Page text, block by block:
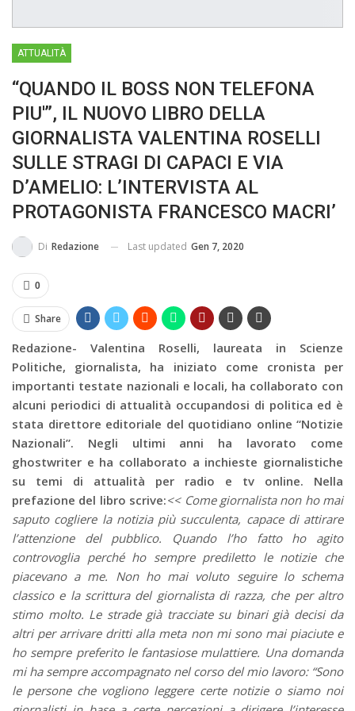
ATTUALITÀ
“QUANDO IL BOSS NON TELEFONA
PIU'”, IL NUOVO LIBRO DELLA
GIORNALISTA VALENTINA ROSELLI
SULLE STRAGI DI CAPACI E VIA
D’AMELIO: L’INTERVISTA AL
PROTAGONISTA FRANCESCO MACRI’
Di Redazione Last updated Gen 7, 2020
0
Share
Redazione- Valentina Roselli, laureata in Scienze
Politiche, giornalista, ha iniziato come cronista per
importanti testate nazionali e locali, ha collaborato con
alcuni periodici di attualità occupandosi di politica ed è
stata direttore editoriale del quotidiano online “Notizie
Nazionali”. Negli ultimi anni ha lavorato come
ghostwriter e ha collaborato a inchieste giornalistiche
su temi di attualità per radio e tv online. Nella
prefazione del libro scrive:<< Come giornalista non ho mai
saputo cogliere la notizia più succulenta, capace di attirare
l’attenzione del pubblico. Quando l’ho fatto ho agito
controvoglia perché ho sempre prediletto le notizie che
piacevano a me. Non ho mai voluto seguire lo schema
classico e la scrittura del giornalista di razza, che per altro
stimo molto. Le strade già tracciate su binari già decisi da
altri per arrivare dritti alla meta non mi sono mai piaciute e
ho sempre preferito le fantasiose mulattiere. Una domanda
mi ha sempre accompagnato nel corso del mio lavoro: “Sono
le persone che vogliono leggere certe notizie o siamo noi